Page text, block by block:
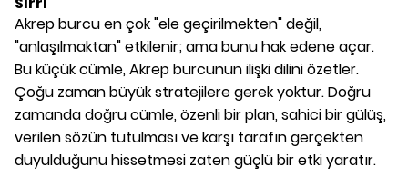
Akrep burcu en çok "ele geçirilmekten" değil,
"anlaşılmaktan" etkilenir; ama bunu hak edene açar.
Bu küçük cümle, Akrep burcunun ilişki dilini özetler.
Çoğu zaman büyük stratejilere gerek yoktur. Doğru
zamanda doğru cümle, özenli bir plan, sahici bir gülüş,
verilen sözün tutulması ve karşı tarafın gerçekten
duyulduğunu hissetmesi zaten güçlü bir etki yaratır.